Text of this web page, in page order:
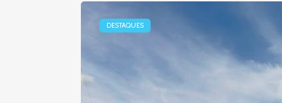
DESTAQUES